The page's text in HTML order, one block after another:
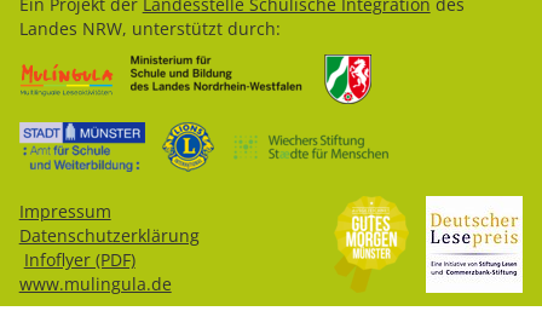
Landes NRW, unterstützt durch:
Impressum
Datenschutzerklärung
Infoflyer (PDF)
www.mulingula.de